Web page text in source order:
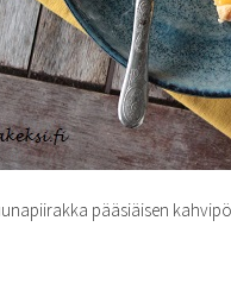
pääsiäisen